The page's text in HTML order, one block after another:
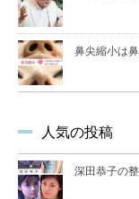
鼻尖縮小は
人気の投稿
深田恭子の